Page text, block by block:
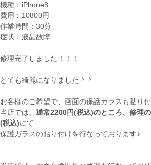
機種：iPhone8
費用：10800円
作業時間：30分
症状：液晶故障
修理完了しました！！！
とても綺麗になりました＾＾
お客様のご希望で、画面の保護ガラスも貼り
当店では、 通常2200円(税込)のところ、修理
(税込)にて
保護ガラスの貼り付けを行なっております♪